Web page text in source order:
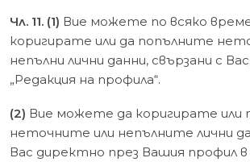
Чл. 11. (1) Вие можете по всяко
коригирате или да попълните
непълни лични данни, свързани с
„Редакция на профила“.
(2) Вие можете да коригирате или
неточните или непълните лични
Вас директно през Вашия профил в